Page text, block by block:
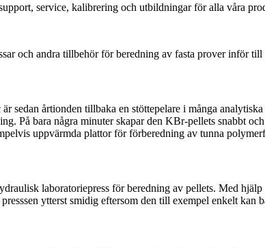
service, kalibrering och utbildningar för alla våra
och andra tillbehör för beredning av fasta prover inför
är sedan årtionden tillbaka en stöttepelare i många
. På bara några minuterskapar den KBr-pellets snabbt
uppvärmda plattor för förberedning av tunna
laboratoriepress för beredning av pellets. Med
ytterst smidig eftersom den till exempel enkelt kan